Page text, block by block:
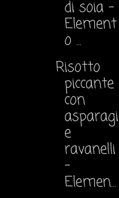
di soia -
Element
o ...
Risotto
piccante
con
asparagi
e
ravanelli
-
Elemen...